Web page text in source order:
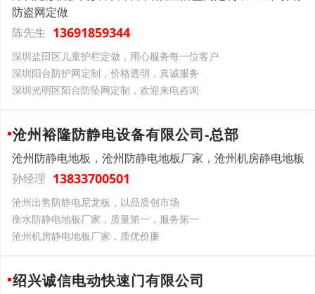
防盗网定做
陈先生 13691859344
深圳盐田区儿童护栏定做，用心服务每一位客户
深圳阳台防护网定制，价格透明，真诚服务
深圳光明区阳台防坠网定制，欢迎来电咨询
沧州裕隆防静电设备有限公司-总部
沧州防静电地板，沧州防静电地板厂家，沧州机房静电地板
孙经理 13833700501
沧州出售防静电尼龙板，以品质创市场
衡水防静电地板厂家，质量第一，服务第一
沧州机房静电地板厂家，质优价廉
绍兴诚信电动快速门有限公司